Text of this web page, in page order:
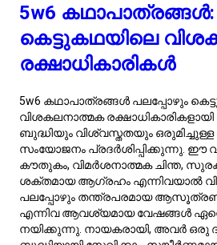
അവര്‍ക്ക് മാനസിക സാരം
അർത്ഥമാക്കുന്നില്ല. അവരുടെ
നിയന്ത്രിതമാണ്, ദാര്ശനിക
അല്ലെങ്കിൽ വാക്കുകൾ.
പരിഹരിക്കുന്നതിനാൽ സ്നേഹം
സൂക്ഷ്മ സ്വഭാവം സ്ഥിരതയും
ഉറപ്പുവരുത്താനുള്ള ആഗ്രഹത്തിൽ
അവരുടെ കൂട്ടുകാരിലും. ഇത് ഒരു
ക്ഷമയല്ല. ഈ ഗുണങ്ങൾ
മാനിക്കുമ്പോൾ, ടൈപ്പ് 5w6
ബുദ്ധിമതിയെയും മാനസിക
ഏകോപിച്ചിരിക്കാൻ സഹായിക്കും.
അന്തരീക്ഷം സൃഷ്ടിച്ചു കൊണ്ട്,
തുറക്കാൻ പ്രേരിപ്പിക്കാൻ കഴിയും,